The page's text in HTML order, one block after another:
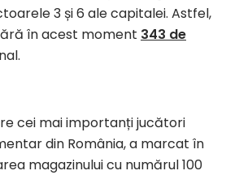
3 și 6 ale capitalei. Astfel,
în acest moment 343 de
cei mai importanți jucători
din România, a marcat în
magazinului cu numărul 100